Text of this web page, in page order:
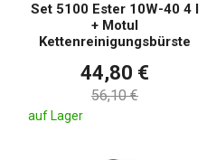
Set 5100 Ester 10W-40 4 l
+ Motul
Kettenreinigungsbürste
44,80 €
56,10 €
auf Lager